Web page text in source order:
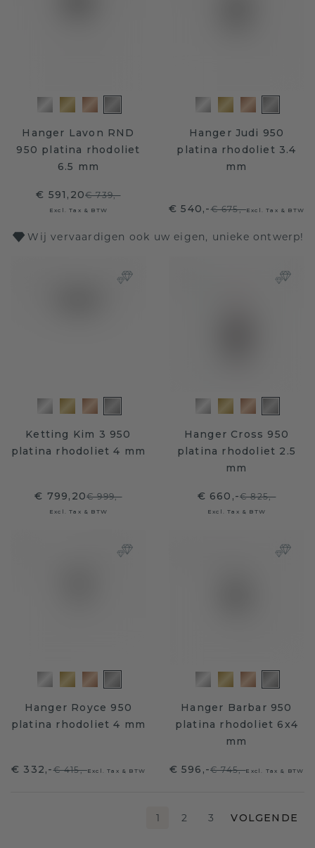
Hanger Lavon RND
950 platina rhodoliet
6.5 mm
€ 591,20€ 739,-
Excl. Tax & BTW
Hanger Judi 950
platina rhodoliet 3.4
mm
€ 540,-€ 675,-Excl. Tax & BTW
Wij vervaardigen ook uw eigen, unieke ontwerp!
Ketting Kim 3 950
platina rhodoliet 4 mm
€ 799,20€ 999,-
Excl. Tax & BTW
Hanger Cross 950
platina rhodoliet 2.5
mm
€ 660,-€ 825,-
Excl. Tax & BTW
Hanger Royce 950
platina rhodoliet 4 mm
€ 332,-€ 415,-Excl. Tax & BTW
Hanger Barbar 950
platina rhodoliet 6x4
mm
€ 596,-€ 745,-Excl. Tax & BTW
1 2 3 VOLGENDE